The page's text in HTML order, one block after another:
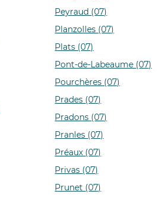
Peyraud (07)
Planzolles (07)
Plats (07)
Pont-de-Labeaume (07)
Pourchères (07)
Prades (07)
Pradons (07)
Pranles (07)
Préaux (07)
Privas (07)
Prunet (07)